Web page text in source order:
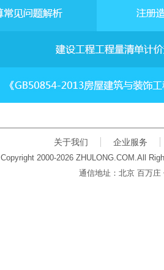
关于我们 企业服务
Copyright 2000-2026 ZHULONG.COM.All
通信地址：北京 百万